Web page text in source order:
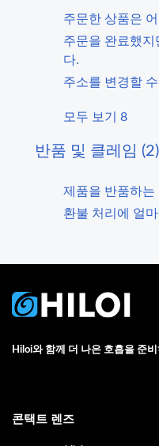
주문한 상품은
주문을 완료했지
다.
주소를 변경할
모두 보기 8
반품 및 클레임 (2)
제품을 반품하는
환불 처리에 얼
Hiloi와 함께 더 나은 호흡을 준
콘택트 렌즈